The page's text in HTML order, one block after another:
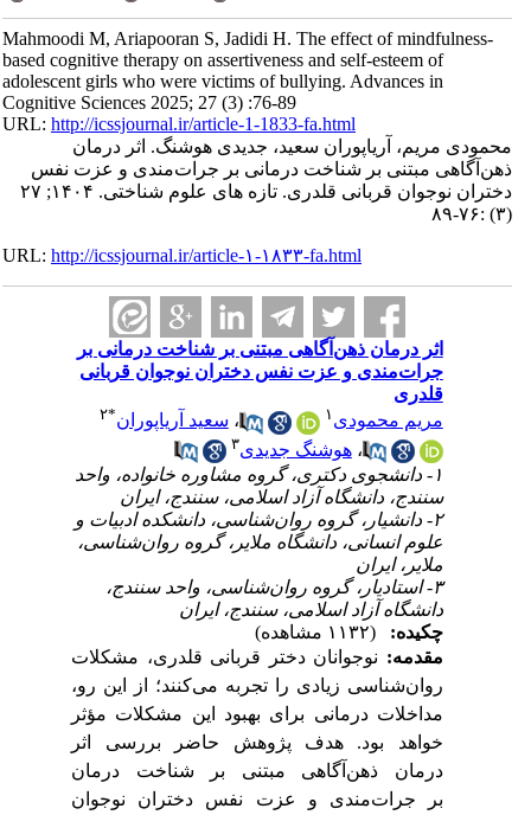
Mahmoodi M, Ariapooran S, Jadidi H. The effect of mindfulness-
based cognitive therapy on assertiveness and self-esteem of
adolescent girls who were victims of bullying. Advances in
Cognitive Sciences 2025; 27 (3) :76-89
URL:http://icssjournal.ir/article-1-1833-fa.html
محمودی مریم، آریاپوران سعید، جدیدی هوشنگ. اثر درمان
ذهن‌آگاهی مبتنی بر شناخت ‌درمانی بر جرات‌مندی و عزت‌ نفس
دختران نوجوان قربانی قلدری. تازه های علوم شناختی. ۱۴۰۴; ۲۷
URL:http://icssjournal.ir/article-۱-۱۸۳۳-fa.html
اثر درمان ذهن‌آگاهی مبتنی بر شناخت ‌درمانی بر
جرات‌مندی و عزت‌ نفس دختران نوجوان قربانی
قلدری
مریم محمودی۱ ،سعید آریاپوران *۲
،هوشنگ جدیدی
۱- دانشجوی دکتری، گروه مشاوره خانواده، واحد
سنندج، دانشگاه آزاد اسلامی، سنندج، ایران
۲- دانشیار، گروه روان‌شناسی، دانشکده ادبیات و
علوم انسانی، دانشگاه ملایر، گروه روان‌شناسی،
ملایر، ایران
۳- استادیار، گروه روان‌شناسی، واحد سنندج،
دانشگاه آزاد اسلامی، سنندج، ایران
چکیده:
مقدمه: نوجواناندخترقربانی قلدری، مشکلات
روان‌شناسی زیادی را تجربه می‌کنند؛ از
این ‌رو،
مداخلات درمانی برای بهبود این مشکلات مؤثر
خواهد بود. هدف پژوهش حاضر بررسی اثر
درمان ذهن‌آگاهی مبتنی بر شناخت
‌درمان
بر
جرات‌مندیو عزت ‌نفس دختران نوجوان